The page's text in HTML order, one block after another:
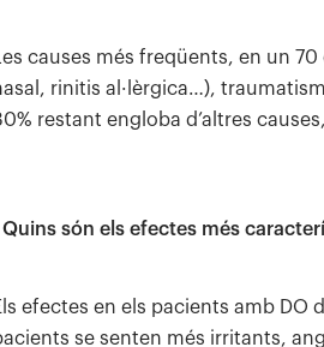
causes més freqüents, en un
rinitis al·lèrgica…),
restant engloba d’altres
són els efectes més
efectes en els pacients amb DO
se senten més irritants,